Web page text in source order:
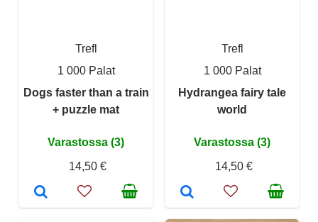
Trefl
1 000 Palat
Dogs faster than a train
+ puzzle mat
Varastossa (3)
14,50 €
Trefl
1 000 Palat
Hydrangea fairy tale
world
Varastossa (3)
14,50 €